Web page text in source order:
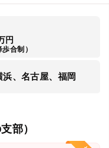
円
歩合制）
、名古屋、福岡
部）